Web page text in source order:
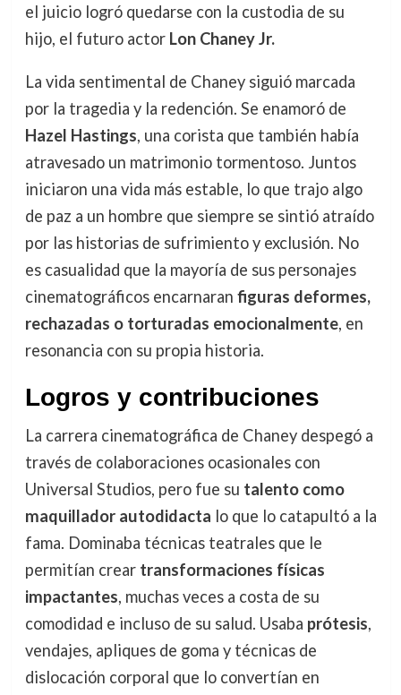
el juicio logró quedarse con la custodia de su
hijo, el futuro actor Lon Chaney Jr.
La vida sentimental de Chaney siguió marcada
por la tragedia y la redención. Se enamoró de
Hazel Hastings, una corista que también había
atravesado un matrimonio tormentoso. Juntos
iniciaron una vida más estable, lo que trajo algo
de paz a un hombre que siempre se sintió atraído
por las historias de sufrimiento y exclusión. No
es casualidad que la mayoría de sus personajes
cinematográficos encarnaran figuras deformes,
rechazadas o torturadas emocionalmente, en
resonancia con su propia historia.
Logros y contribuciones
La carrera cinematográfica de Chaney despegó a
través de colaboraciones ocasionales con
Universal Studios, pero fue su talento como
maquillador autodidacta lo que lo catapultó a la
fama. Dominaba técnicas teatrales que le
permitían crear transformaciones físicas
impactantes, muchas veces a costa de su
comodidad e incluso de su salud. Usaba prótesis,
vendajes, apliques de goma y técnicas de
dislocación corporal que lo convertían en